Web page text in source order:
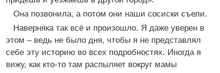
Она позвонила, а потом они наши сосиски съели.
Наверняка так всё и произошло. Я даже уверен в
этом – ведь не было дня, чтобы я не представлял
себе эту историю во всех подробностях. Иногда я
вижу, как кто-то там распыляет вокруг мамы